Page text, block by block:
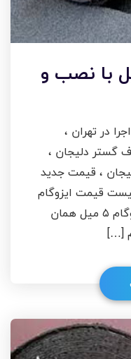
5 میل با نصب و
و اجرا در تهران ،
صدف گستر دلیجان ،
دلیجان ، قیمت جدید
، لیست قیمت ایزوگام
5 میل در سال 1403 . قیمت ایزوگام ۵ میل همان
[…]